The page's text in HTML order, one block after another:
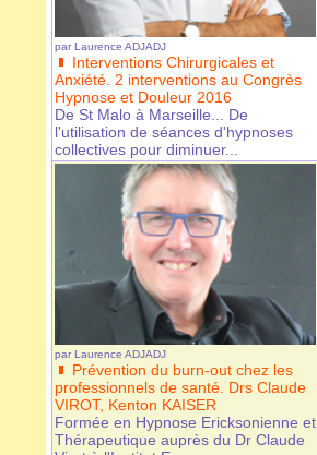
par Laurence ADJADJ
Interventions Chirurgicales et
Anxiété. 2 interventions au Congrès
Hypnose et Douleur 2016
De St Malo à Marseille... De
l'utilisation de séances d'hypnoses
collectives pour diminuer...
par Laurence ADJADJ
Prévention du burn-out chez les
professionnels de santé. Drs Claude
VIROT, Kenton KAISER
Formée en Hypnose Ericksonienne et
Thérapeutique auprès du Dr Claude